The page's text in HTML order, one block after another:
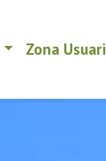
Zona Usuari